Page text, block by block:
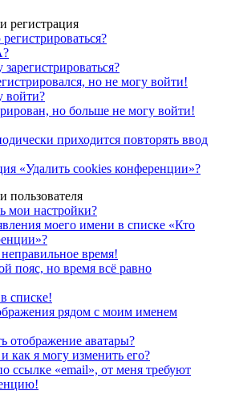
регистрация
но не могу войти!
войти?
но больше не могу войти!
приходится повторять ввод
«Удалить cookies конференции»?
пользователя
мои настройки?
моего имени в списке «Кто
время!
пояс, но время всё равно
списке!
рядом с моим именем
отображение аватары?
как я могу изменить его?
ссылке «email», от меня требуют